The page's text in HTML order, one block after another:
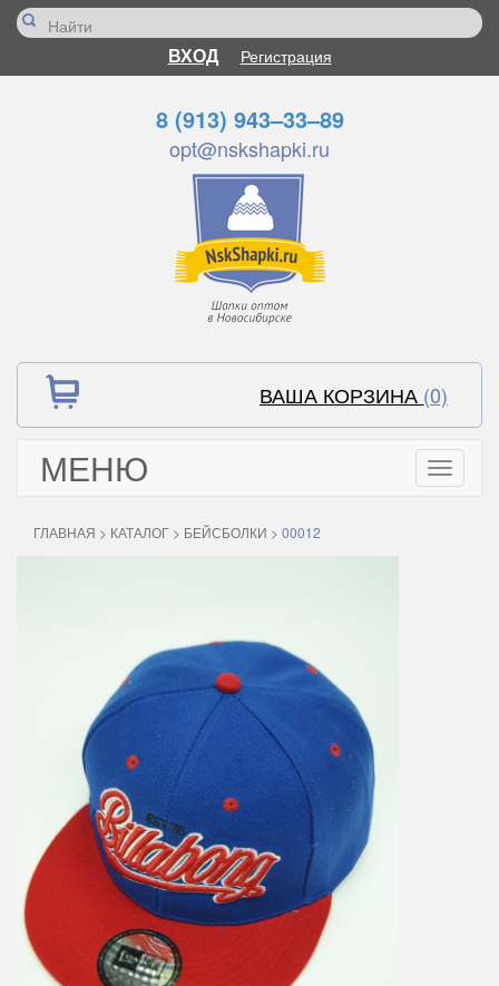
ВХОД Регистрация
8 (913) 943–33–89
opt@nskshapki.ru
ВАША КОРЗИНА (0)
МЕНЮ
Toggle
ГЛАВНАЯ > КАТАЛОГ > БЕЙСБОЛКИ > 00012